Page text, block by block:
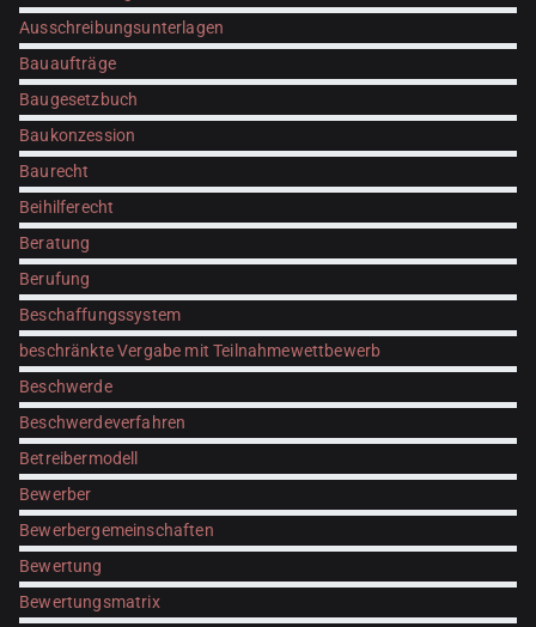
Ausschreibungsunterlagen
Bauaufträge
Baugesetzbuch
Baukonzession
Baurecht
Beihilferecht
Beratung
Berufung
Beschaffungssystem
beschränkte Vergabe mit Teilnahmewettbewerb
Beschwerde
Beschwerdeverfahren
Betreibermodell
Bewerber
Bewerbergemeinschaften
Bewertung
Bewertungsmatrix